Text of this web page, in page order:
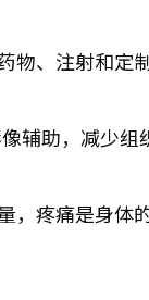
、注射和定
辅助，减少组
疼痛是身体